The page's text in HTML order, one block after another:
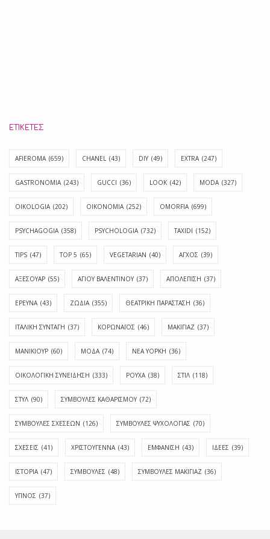
ΕΤΙΚΈΤΕΣ
AFIEROMA (659) CHANEL (43) DIY (49) EXTRA (247)
GASTRONOMIA (243) GUCCI (36) LOOK (42) MODA (327)
OIKOLOGIA (202) OIKONOMIA (252) OMORFIA (699)
PSYCHAGOGIA (358) PSYCHOLOGIA (732) TAXIDI (152)
TIPS (47) TOP 5 (65) VEGETARIAN (40) ΑΓΧΟΣ (39)
ΑΞΕΣΟΥΑΡ (55) ΑΓΊΟΥ ΒΑΛΕΝΤΊΝΟΥ (37) ΑΠΟΛΈΠΙΣΗ (37)
ΕΡΕΥΝΑ (43) ΖΩΔΙΑ (355) ΘΕΑΤΡΙΚΗ ΠΑΡΑΣΤΑΣΗ (36)
ΙΤΑΛΙΚΗ ΣΥΝΤΑΓΗ (37) ΚΟΡΩΝΑΪΟΣ (46) ΜΑΚΙΓΙΑΖ (37)
ΜΑΝΙΚΙΟΥΡ (60) ΜΟΔΑ (74) ΝΕΑ ΥΟΡΚΗ (36)
ΟΙΚΟΛΟΓΙΚΗ ΣΥΝΕΙΔΗΣΗ (333) ΡΟΥΧΑ (38) ΣΤΙΛ (118)
ΣΤΥΛ (90) ΣΥΜΒΟΥΛΕΣ ΚΑΘΑΡΙΣΜΟΥ (72)
ΣΥΜΒΟΥΛΕΣ ΣΧΕΣΕΩΝ (126) ΣΥΜΒΟΥΛΕΣ ΨΥΧΟΛΟΓΙΑΣ (70)
ΣΧΕΣΕΙΣ (41) ΧΡΙΣΤΟΥΓΕΝΝΑ (43) ΕΜΦΆΝΙΣΗ (43) ΙΔΈΕΣ (39)
ΙΣΤΟΡΊΑ (47) ΣΥΜΒΟΥΛΈΣ (48) ΣΥΜΒΟΥΛΈΣ ΜΑΚΙΓΙΆΖ (36)
ΎΠΝΟΣ (37)